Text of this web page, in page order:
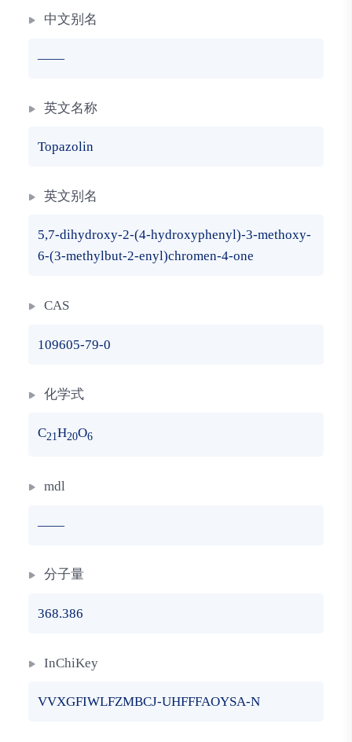
中文别名
——
英文名称
Topazolin
英文别名
5,7-dihydroxy-2-(4-hydroxyphenyl)-3-methoxy-
6-(3-methylbut-2-enyl)chromen-4-one
CAS
109605-79-0
化学式
C21H20O6
mdl
——
分子量
368.386
InChiKey
VVXGFIWLFZMBCJ-UHFFFAOYSA-N